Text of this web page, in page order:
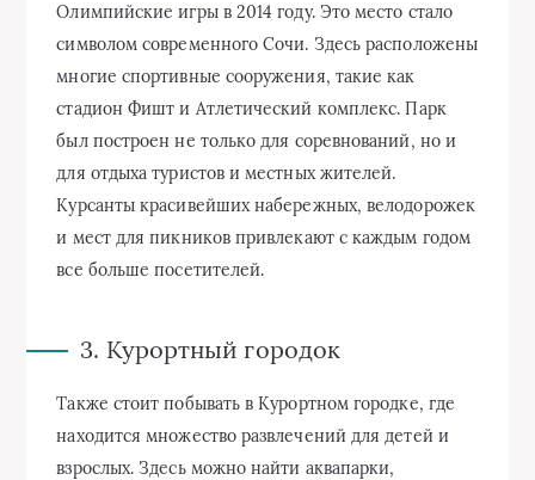
Олимпийские игры в 2014 году. Это место стало
символом современного Сочи. Здесь расположены
многие спортивные сооружения, такие как
стадион Фишт и Атлетический комплекс. Парк
был построен не только для соревнований, но и
для отдыха туристов и местных жителей.
Курсанты красивейших набережных, велодорожек
и мест для пикников привлекают с каждым годом
все больше посетителей.
3. Курортный городок
Также стоит побывать в Курортном городке, где
находится множество развлечений для детей и
взрослых. Здесь можно найти аквапарки,